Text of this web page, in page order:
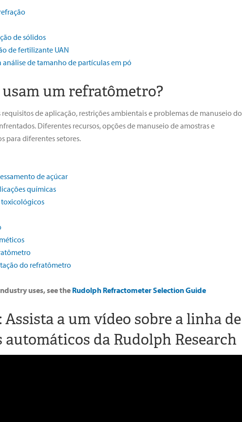
de sólidos
de fertilizante UAN
análise de tamanho de partículas em pó
usam um refratômetro?
de aplicação, restrições ambientais e problemas de manuseio do
Diferentes recursos, opções de manuseio de amostras e
para diferentes setores.
de açúcar
químicas
toxicológicos
do refratômetro
uses, see the Rudolph Refractometer Selection Guide
a um vídeo sobre a linha de
da Rudolph Research